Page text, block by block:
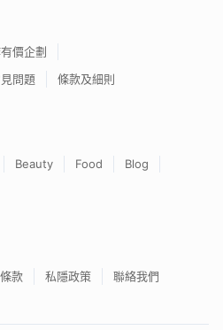
價企劃
問題 條款及細則
Beauty Food
Blog
款 私隱政策 聯絡我們